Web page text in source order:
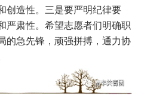
创造性。三是要严明纪律要
严肃性。希望志愿者们明确职
的急先锋，顽强拼搏，通力协